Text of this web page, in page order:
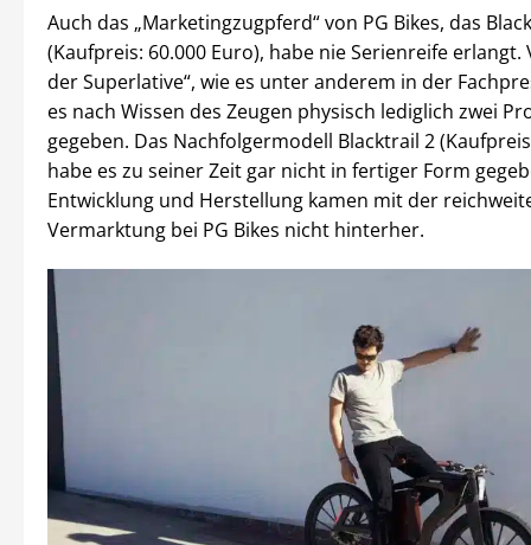
Auch das „Marketingzugpferd“ von PG Bikes, das
(Kaufpreis: 60.000 Euro), habe nie Serienreife erlangt.
der Superlative“, wie es unter anderem in der
es nach Wissen des Zeugen physisch lediglich zwei
gegeben. Das Nachfolgermodell Blacktrail 2
habe es zu seiner Zeit gar nicht in fertiger Form
Entwicklung und Herstellung kamen mit der
Vermarktung bei PG Bikes nicht hinterher.